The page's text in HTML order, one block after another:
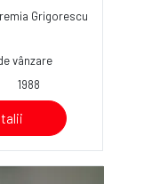
Grigorescu
vânzare
1988